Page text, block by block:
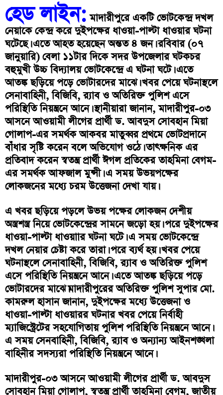
হেড লাইন: মাদারীপুরে একটি ভোটকেন্দ্র দখল
নেয়াকে কেন্দ্র করে দুইপক্ষের ধাওয়া-পাল্টা ধাওয়ার ঘটনা
ঘটেছে। এতে আহত হয়েছেন অন্তত ৪ জন। রবিবার (০৭
জানুয়ারি) বেলা ১১টার দিকে সদর উপজেলার ঘটকচর
বহুমুখী উচ্চ বিদ্যালয় ভোটকেন্দ্রে এ ঘটনা ঘটে। এতে
আতঙ্ক ছড়িয়ে পড়ে ভোটারদের মাঝে। খবর পেয়ে ঘটনাস্থলে
সেনাবাহিনী, বিজিবি, র‌্যাব ও অতিরিক্ত পুলিশ এসে
পরিস্থিতি নিয়ন্ত্রনে আনে। স্থানীয়ারা জানান, মাদারীপুর-০৩
আসনে আওয়ামী লীগের প্রার্থী ড. আবদুস সোবহান মিয়া
গোলাপ-এর সমর্থক আকবর মাতুব্বর প্রথমে ভোটপ্রদানে
বাঁধার সৃষ্টি করেন বলে অভিযোগ ওঠে। তাৎক্ষনিক এর
প্রতিবাদ করেন স্বতন্ত্র প্রার্থী ঈগল প্রতিকের তাহমিনা বেগম-
এর সমর্থক আফজাল মুন্সী। এ সময় উভয়পক্ষের
লোকজনের মধ্যে চরম উত্তেজনা দেখা যায়।
এ খবর ছড়িয়ে পড়লে উভয় পক্ষের লোকজন দেশীয়
অস্ত্রশস্ত্র নিয়ে ভোটকেন্দ্রের সামনে জড়ো হয়। পরে দুইপক্ষের
ধাওয়া-পাল্টা ধাওয়াার ঘটনা ঘটে। এ সময় ভোটকেন্দ্রে
দখল নেয়ার চেষ্টা করে তারা। পরে ব্যর্থ হয়। খবর পেয়ে
ঘটনাস্থলে সেনাবাহিনী, বিজিবি, র‌্যাব ও অতিরিক্ত পুলিশ
এসে পরিস্থিতি নিয়ন্ত্রনে আনে। এতে আতঙ্ক ছড়িয়ে পড়ে
ভোটারদের মাঝে।মাদারীপুরের অতিরিক্ত পুলিশ সুপার মো.
কামরুল হাসান জানান, দুইপক্ষের মধ্যে উত্তেজনা ও
ধাওয়া-পাল্টা ধাওয়ারর ঘটনার খবর পেয়ে নির্বাহী
ম্যাজিস্ট্রেটের সহযোগিতায় পুলিশ পরিস্থিতি নিয়ন্ত্রনে আনে।
এ সময় সেনবাহিনী, বিজিবি, র‌্যাব ও অন্যান্য আইনশঙ্খলা
বাহিনীর সদস্যরা পরিস্থিতি নিয়ন্ত্রনে আনে।
মাদারীপুর-০৩ আসনে আওয়ামী লীগের প্রার্থী ড. আবদুস
সোবহান মিয়া গোলাপ, স্বতন্ত্র প্রার্থী তাহমিনা বেগম, জাতীয়